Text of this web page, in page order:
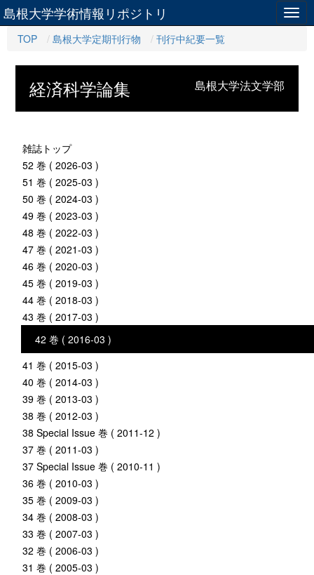
島根大学学術情報リポジトリ
TOP 島根大学定期刊行物 刊行中紀要一覧
島根大学法文学部
経済科学論集
雑誌トップ
52 巻 ( 2026-03 )
51 巻 ( 2025-03 )
50 巻 ( 2024-03 )
49 巻 ( 2023-03 )
48 巻 ( 2022-03 )
47 巻 ( 2021-03 )
46 巻 ( 2020-03 )
45 巻 ( 2019-03 )
44 巻 ( 2018-03 )
43 巻 ( 2017-03 )
42 巻 ( 2016-03 )
41 巻 ( 2015-03 )
40 巻 ( 2014-03 )
39 巻 ( 2013-03 )
38 巻 ( 2012-03 )
38 Special Issue 巻 ( 2011-12 )
37 巻 ( 2011-03 )
37 Special Issue 巻 ( 2010-11 )
36 巻 ( 2010-03 )
35 巻 ( 2009-03 )
34 巻 ( 2008-03 )
33 巻 ( 2007-03 )
32 巻 ( 2006-03 )
31 巻 ( 2005-03 )